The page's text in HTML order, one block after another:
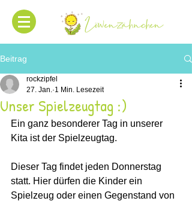
Beitrag
Unser Spielzeugtag :)
rockzipfel
27. Jan. 1 Min. Lesezeit
Ein ganz besonderer Tag in unserer
Kita ist der Spielzeugtag.
Dieser Tag findet jeden Donnerstag
statt. Hier dürfen die Kinder ein
Spielzeug oder einen Gegenstand von